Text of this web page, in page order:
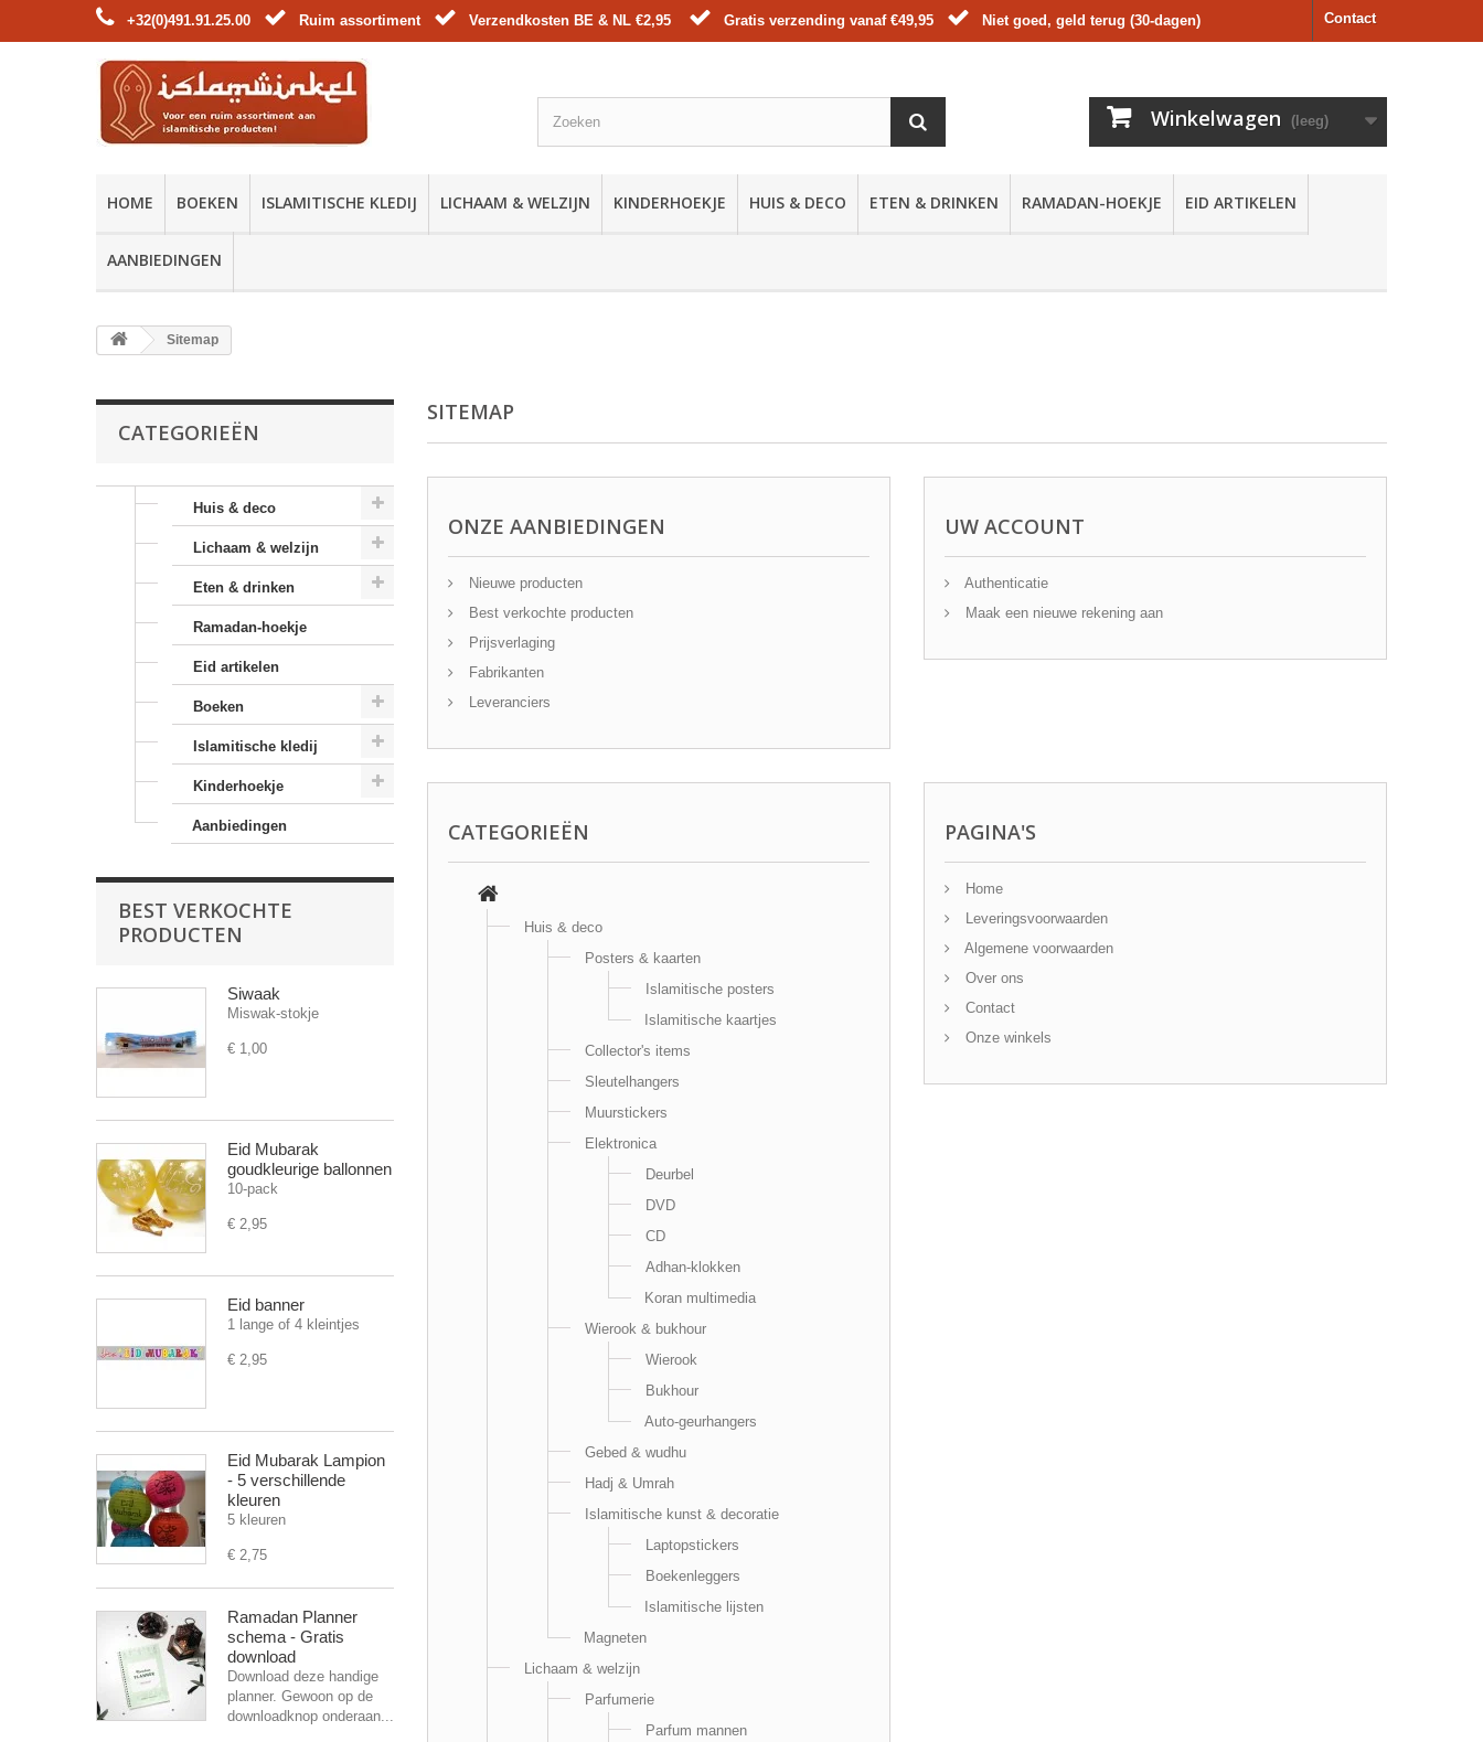
Contact
+32(0)491.91.25.00 Ruim assortiment Verzendkosten BE & NL €2,95 Gratis verzending vanaf €49,95 Niet goed, geld terug (30-dagen)
Winkelwagen (leeg)
HOME BOEKEN ISLAMITISCHE KLEDIJ LICHAAM & WELZIJN KINDERHOEKJE HUIS & DECO ETEN & DRINKEN RAMADAN-HOEKJE EID ARTIKELEN
AANBIEDINGEN
Sitemap
CATEGORIEËN
Huis & deco
Lichaam & welzijn
Eten & drinken
Ramadan-hoekje
Eid artikelen
Boeken
Islamitische kledij
Kinderhoekje
Aanbiedingen
BEST VERKOCHTE
PRODUCTEN
Siwaak
Miswak-stokje
€ 1,00
Eid Mubarak
goudkleurige ballonnen
10-pack
€ 2,95
Eid banner
1 lange of 4 kleintjes
€ 2,95
Eid Mubarak Lampion
- 5 verschillende
kleuren
5 kleuren
€ 2,75
Ramadan Planner
schema - Gratis
download
Download deze handige
planner. Gewoon op de
downloadknop onderaan...
SITEMAP
ONZE AANBIEDINGEN
Nieuwe producten
Best verkochte producten
Prijsverlaging
Fabrikanten
Leveranciers
UW ACCOUNT
Authenticatie
Maak een nieuwe rekening aan
CATEGORIEËN
Huis & deco
Posters & kaarten
Islamitische posters
Islamitische kaartjes
Collector's items
Sleutelhangers
Muurstickers
Elektronica
Deurbel
DVD
CD
Adhan-klokken
Koran multimedia
Wierook & bukhour
Wierook
Bukhour
Auto-geurhangers
Gebed & wudhu
Hadj & Umrah
Islamitische kunst & decoratie
Laptopstickers
Boekenleggers
Islamitische lijsten
Magneten
Lichaam & welzijn
Parfumerie
Parfum mannen
PAGINA'S
Home
Leveringsvoorwaarden
Algemene voorwaarden
Over ons
Contact
Onze winkels